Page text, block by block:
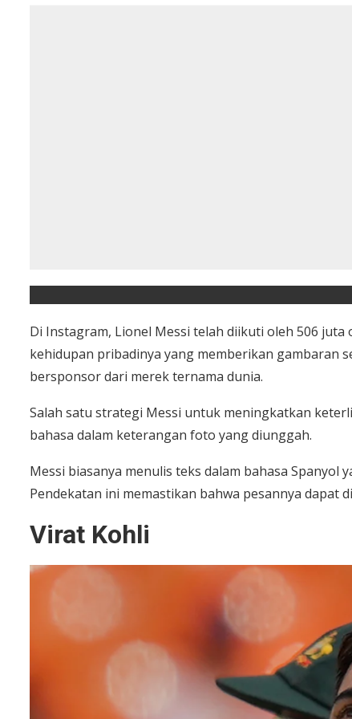
Di Instagram, Lionel Messi telah diikuti oleh 506
kehidupan pribadinya yang memberikan gambaran
bersponsor dari merek ternama dunia.
Salah satu strategi Messi untuk meningkatkan
bahasa dalam keterangan foto yang diunggah.
Messi biasanya menulis teks dalam bahasa
Pendekatan ini memastikan bahwa pesannya dapat
Virat Kohli